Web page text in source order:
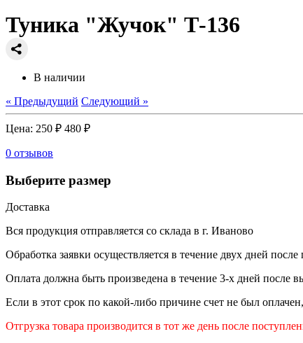
Туника "Жучок" Т-136
В наличии
« Предыдущий Следующий »
Цена: 250 ₽ 480 ₽
0 отзывов
Выберите размер
Доставка
Вся продукция отправляется со склада в г. Иваново
Обработка заявки осуществляется в течение двух дней
Оплата должна быть произведена в течение 3-х дней после
Если в этот срок по какой-либо причине счет не был
Отгрузка товара производится в тот же день после